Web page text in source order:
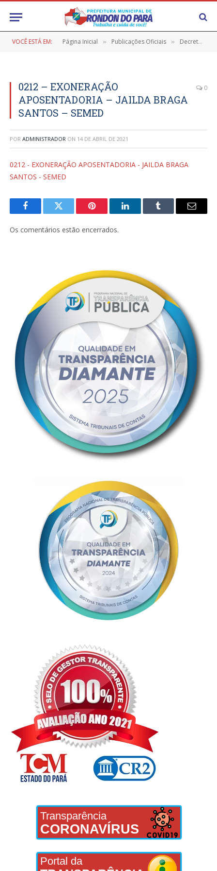
VOCÊ ESTÁ EM: Página Inicial » Publicações Oficiais » Decretos
0212 – EXONERAÇÃO
APOSENTADORIA – JAILDA BRAGA
SANTOS – SEMED
0
POR ADMINISTRADOR ON 14 DE ABRIL DE 2021
0212 - EXONERAÇÃO APOSENTADORIA - JAILDA BRAGA
SANTOS - SEMED
FacebookTwitter Pinterest LinkedInTumblr
E-
Os comentários estão encerrados.
Transparência
CORONAVÍRUS
Portal da